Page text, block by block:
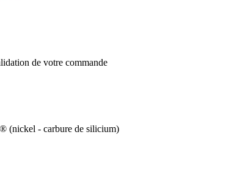
de votre commande
(nickel - carbure de silicium)